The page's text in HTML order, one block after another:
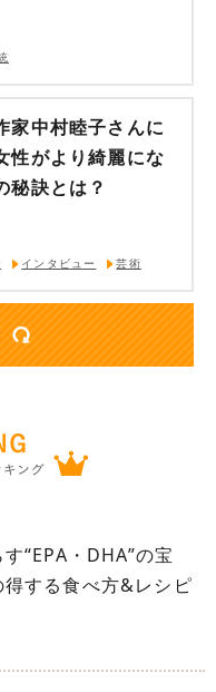
家中村睦子さんに
性がより綺麗にな
秘訣とは？
インタビュー 芸術
“EPA・DHA”の宝
する食べ方&レシピ